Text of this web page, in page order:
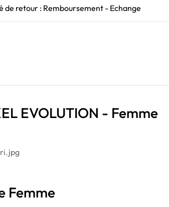
de retour : Remboursement - Echange
EVOLUTION - Femme
Femme